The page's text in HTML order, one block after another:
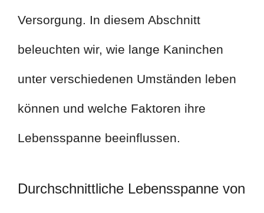
Versorgung. In diesem Abschnitt
beleuchten wir, wie lange Kaninchen
unter verschiedenen Umständen leben
können und welche Faktoren ihre
Lebensspanne beeinflussen.
Durchschnittliche Lebensspanne von